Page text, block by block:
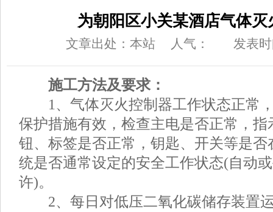
为朝阳区小关某酒店气体灭
文章出处：本站 人气： 发表
施工方法及要求：
1、气体灭火控制器工作状态正常
保护措施有效，检查主电是否正常，
钮、标签是否正常，钥匙、开关等是
统是否通常设定的安全工作状态(自动
许)。
2、每日对低压二氧化碳储存装置